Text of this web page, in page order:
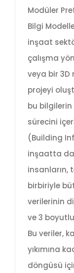
Modüler
Bilgi
inşaat
çalışma
veya bir 3D
projeyi
bu
sürecini
(Building
inşaatta
insanların,
birbiriyle
verilerinin
ve 3
Bu veriler,
yıkımına
döngüsü